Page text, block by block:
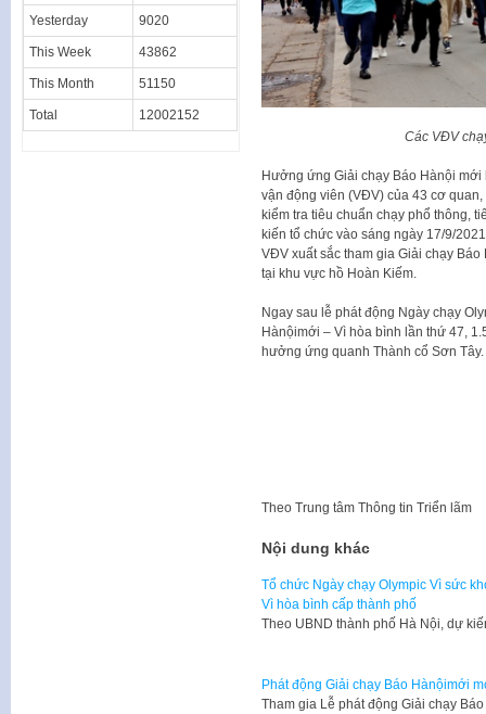
Các VĐV
Hưởng ứng Giải chạy Báo Hànội
vận động viên (VĐV) của 43 cơ
kiểm tra tiêu chuẩn chạy phổ thông,
kiến tổ chức vào sáng ngày 17/9/
VĐV xuất sắc tham gia Giải chạy
tại khu vực hồ Hoàn Kiếm.
Ngay sau lễ phát động Ngày chạy
Hànộimới – Vì hòa bình lần thứ 47,
hưởng ứng quanh Thành cổ Sơn Tây.
Theo Trung tâm Thông tin Triển lãm
Nội dung khác
Tổ chức Ngày chạy Olympic Vì sức
Vì hòa bình cấp thành phố
Theo UBND thành phố Hà Nội, dự
Phát động Giải chạy Báo Hànộimới
Tham gia Lễ phát động Giải chạy
Yesterday 9020
This Week 43862
This Month 51150
Total 12002152